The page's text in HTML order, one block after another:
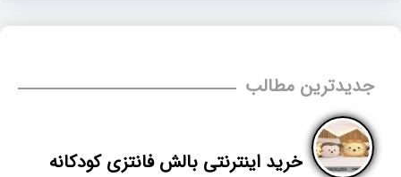
جدیدترین مطالب
خرید اینترنتی بالش فانتزی کودکانه